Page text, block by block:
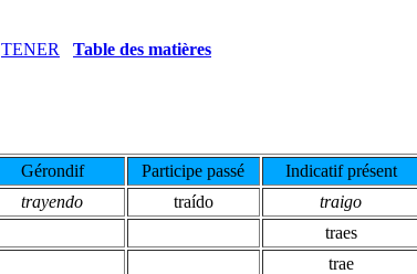
TENER Table des matières
Gérondif Participe passé Indicatif présent
trayendo traído traigo
traes
trae